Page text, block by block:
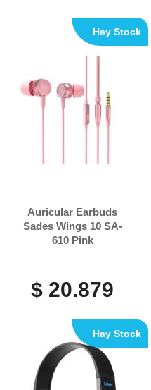
Auricular Earbuds
Sades Wings 10 SA-
610 Pink
$ 20.879
Hay Stock
Hay Stock